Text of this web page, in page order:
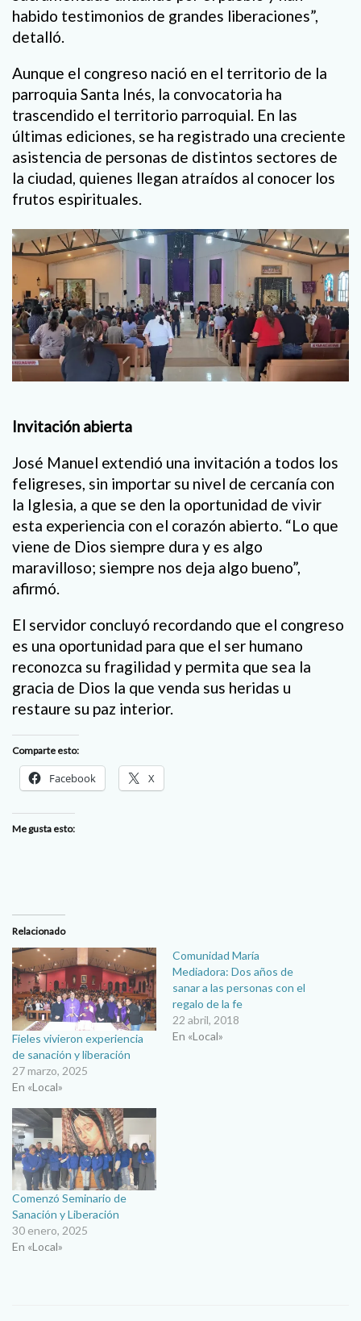
habido testimonios de grandes liberaciones”,
detalló.
Aunque el congreso nació en el territorio de la
parroquia Santa Inés, la convocatoria ha
trascendido el territorio parroquial. En las
últimas ediciones, se ha registrado una creciente
asistencia de personas de distintos sectores de
la ciudad, quienes llegan atraídos al conocer los
frutos espirituales.
Invitación abierta
José Manuel extendió una invitación a todos los
feligreses, sin importar su nivel de cercanía con
la Iglesia, a que se den la oportunidad de vivir
esta experiencia con el corazón abierto. “Lo que
viene de Dios siempre dura y es algo
maravilloso; siempre nos deja algo bueno”,
afirmó.
El servidor concluyó recordando que el congreso
es una oportunidad para que el ser humano
reconozca su fragilidad y permita que sea la
gracia de Dios la que venda sus heridas u
restaure su paz interior.
Comparte esto:
Facebook X
Me gusta esto:
Relacionado
Fieles vivieron experiencia
de sanación y liberación
27 marzo, 2025
En «Local»
Comunidad María
Mediadora: Dos años de
sanar a las personas con el
regalo de la fe
22 abril, 2018
En «Local»
Comenzó Seminario de
Sanación y Liberación
30 enero, 2025
En «Local»